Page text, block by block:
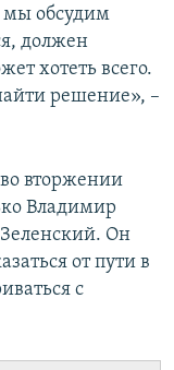
обсудим
должен
хотеть всего.
решение», –
вторжении
Владимир
Он
от пути в
с